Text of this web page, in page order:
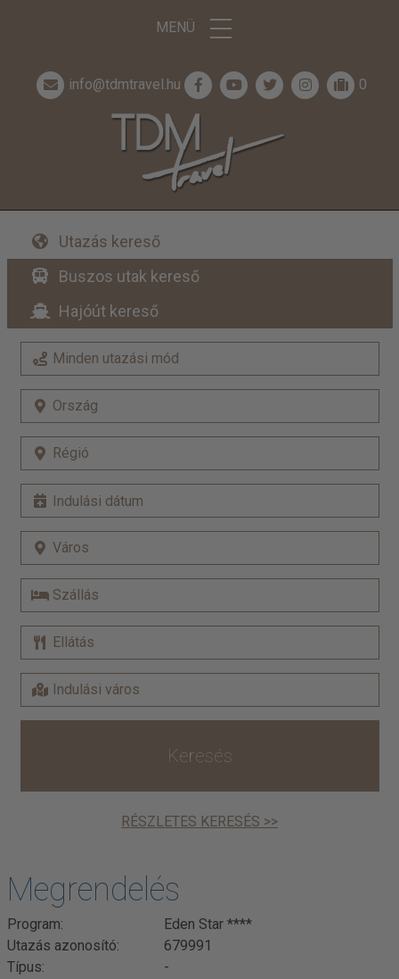
MENÜ
info@tdmtravel.hu 0
Utazás kereső
Buszos utak kereső
Hajóút kereső
Keresés
RÉSZLETES KERESÉS >>
Megrendelés
Program:
Eden Star ****
Utazás azonosító:
679991
Típus:
-